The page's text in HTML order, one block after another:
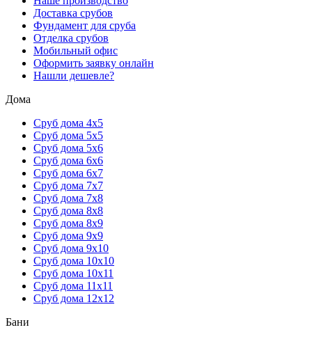
Доставка срубов
Фундамент для сруба
Отделка срубов
Мобильный офис
Оформить заявку онлайн
Нашли дешевле?
Дома
Сруб дома 4х5
Сруб дома 5х5
Сруб дома 5х6
Сруб дома 6х6
Сруб дома 6х7
Сруб дома 7х7
Сруб дома 7х8
Сруб дома 8х8
Сруб дома 8х9
Сруб дома 9х9
Сруб дома 9х10
Сруб дома 10х10
Сруб дома 10х11
Сруб дома 11х11
Сруб дома 12х12
Бани